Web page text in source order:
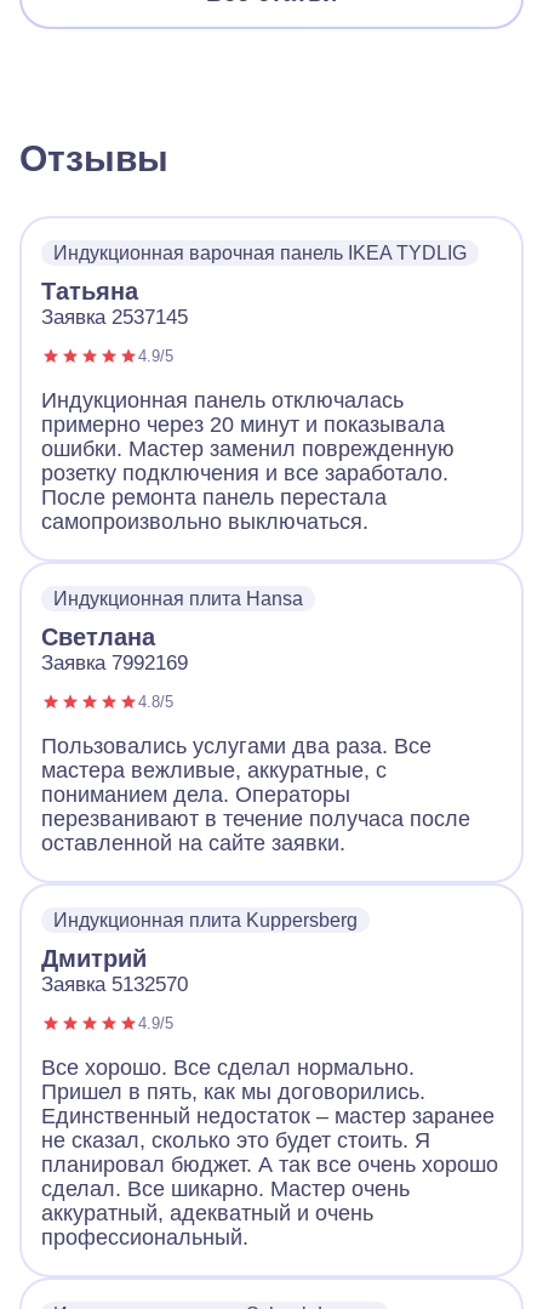
Отзывы
Индукционная варочная панель IKEA TYDLIG
Татьяна
Заявка 2537145
4.9/5
Индукционная панель отключалась
примерно через 20 минут и показывала
ошибки. Мастер заменил поврежденную
розетку подключения и все заработало.
После ремонта панель перестала
самопроизвольно выключаться.
Индукционная плита Hansa
Светлана
Заявка 7992169
4.8/5
Пользовались услугами два раза. Все
мастера вежливые, аккуратные, с
пониманием дела. Операторы
перезванивают в течение получаса после
оставленной на сайте заявки.
Индукционная плита Kuppersberg
Дмитрий
Заявка 5132570
4.9/5
Все хорошо. Все сделал нормально.
Пришел в пять, как мы договорились.
Единственный недостаток – мастер заранее
не сказал, сколько это будет стоить. Я
планировал бюджет. А так все очень хорошо
сделал. Все шикарно. Мастер очень
аккуратный, адекватный и очень
профессиональный.